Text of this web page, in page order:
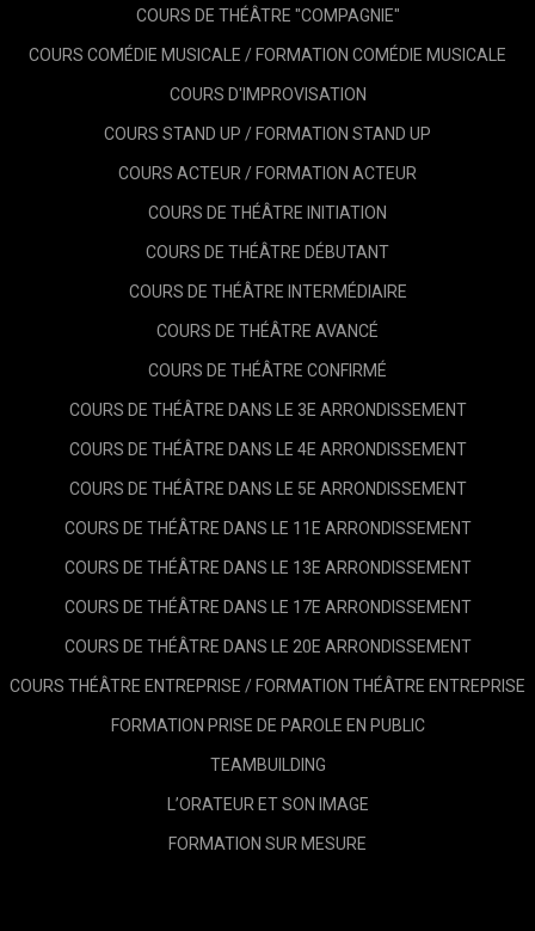
COURS DE THÉÂTRE "COMPAGNIE"
COURS COMÉDIE MUSICALE / FORMATION COMÉDIE MUSICALE
COURS D'IMPROVISATION
COURS STAND UP / FORMATION STAND UP
COURS ACTEUR / FORMATION ACTEUR
COURS DE THÉÂTRE INITIATION
COURS DE THÉÂTRE DÉBUTANT
COURS DE THÉÂTRE INTERMÉDIAIRE
COURS DE THÉÂTRE AVANCÉ
COURS DE THÉÂTRE CONFIRMÉ
COURS DE THÉÂTRE DANS LE 3E ARRONDISSEMENT
COURS DE THÉÂTRE DANS LE 4E ARRONDISSEMENT
COURS DE THÉÂTRE DANS LE 5E ARRONDISSEMENT
COURS DE THÉÂTRE DANS LE 11E ARRONDISSEMENT
COURS DE THÉÂTRE DANS LE 13E ARRONDISSEMENT
COURS DE THÉÂTRE DANS LE 17E ARRONDISSEMENT
COURS DE THÉÂTRE DANS LE 20E ARRONDISSEMENT
COURS THÉÂTRE ENTREPRISE / FORMATION THÉÂTRE ENTREPRISE
FORMATION PRISE DE PAROLE EN PUBLIC
TEAMBUILDING
L’ORATEUR ET SON IMAGE
FORMATION SUR MESURE